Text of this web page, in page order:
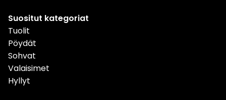
Suositut kategoriat
Tuolit
Pöydät
Sohvat
Valaisimet
Hyllyt